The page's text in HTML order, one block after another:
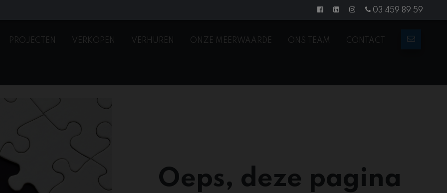
03 459 89 59
PROJECTEN VERKOPEN VERHUREN ONZE MEERWAARDE ONS TEAM CONTACT
Oeps, deze pagina